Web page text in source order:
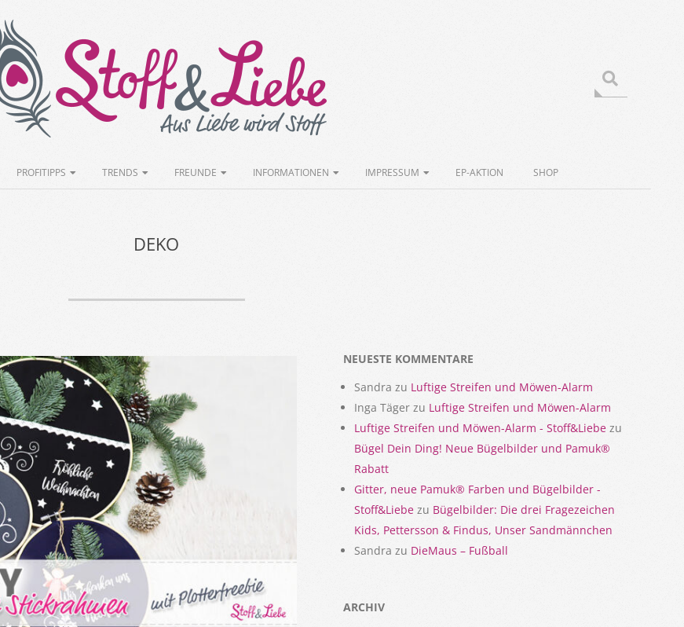
Stoff&Liebe
PROFITIPPS TRENDS FREUNDE INFORMATIONEN IMPRESSUM EP-AKTION SHOP
DEKO
NEUESTE KOMMENTARE
Sandra zu Luftige Streifen und Möwen-Alarm
Inga Täger zu Luftige Streifen und Möwen-Alarm
Luftige Streifen und Möwen-Alarm - Stoff&Liebe zu
Bügel Dein Ding! Neue Bügelbilder und Pamuk®
Rabatt
Gitter, neue Pamuk® Farben und Bügelbilder -
Stoff&Liebe zu Bügelbilder: Die drei Fragezeichen
Kids, Pettersson & Findus, Unser Sandmännchen
Sandra zu DieMaus – Fußball
ARCHIV